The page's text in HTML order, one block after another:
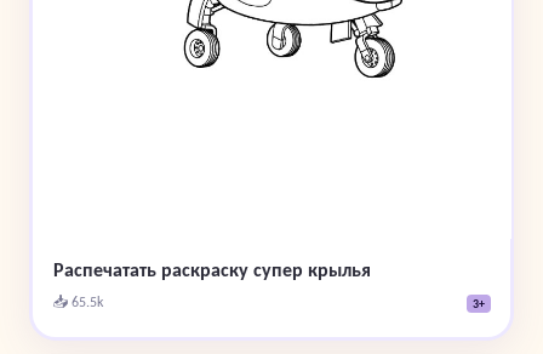
Распечатать раскраску супер крылья
📥 65.5k 3+